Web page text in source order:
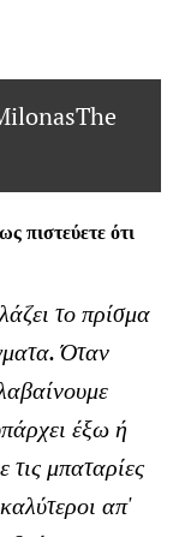
πιστεύετε ότι
το πρίσμα
Όταν
έξω ή
τις μπαταρίες
απ'